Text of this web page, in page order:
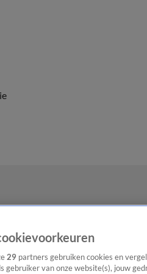
29 partners gebruiken cookies en
gebruiker van onze website(s), jouw